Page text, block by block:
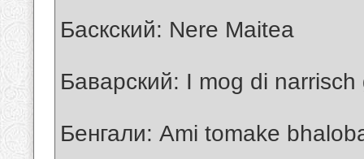
Баскский: Nere Maitea
Баварский: I mog di narrisch
Бенгали: Ami tomake